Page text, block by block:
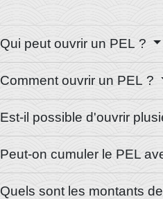
Qui peut ouvrir un PEL ?
Comment ouvrir un PEL ?
Est-il possible d'ouvrir
Peut-on cumuler le PEL
Quels sont les montants